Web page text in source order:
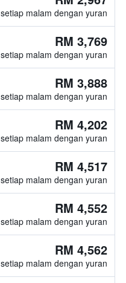
setiap malam dengan yuran
RM 3,769
setiap malam dengan yuran
RM 3,888
setiap malam dengan yuran
RM 4,202
setiap malam dengan yuran
RM 4,517
setiap malam dengan yuran
RM 4,552
setiap malam dengan yuran
RM 4,562
setiap malam dengan yuran